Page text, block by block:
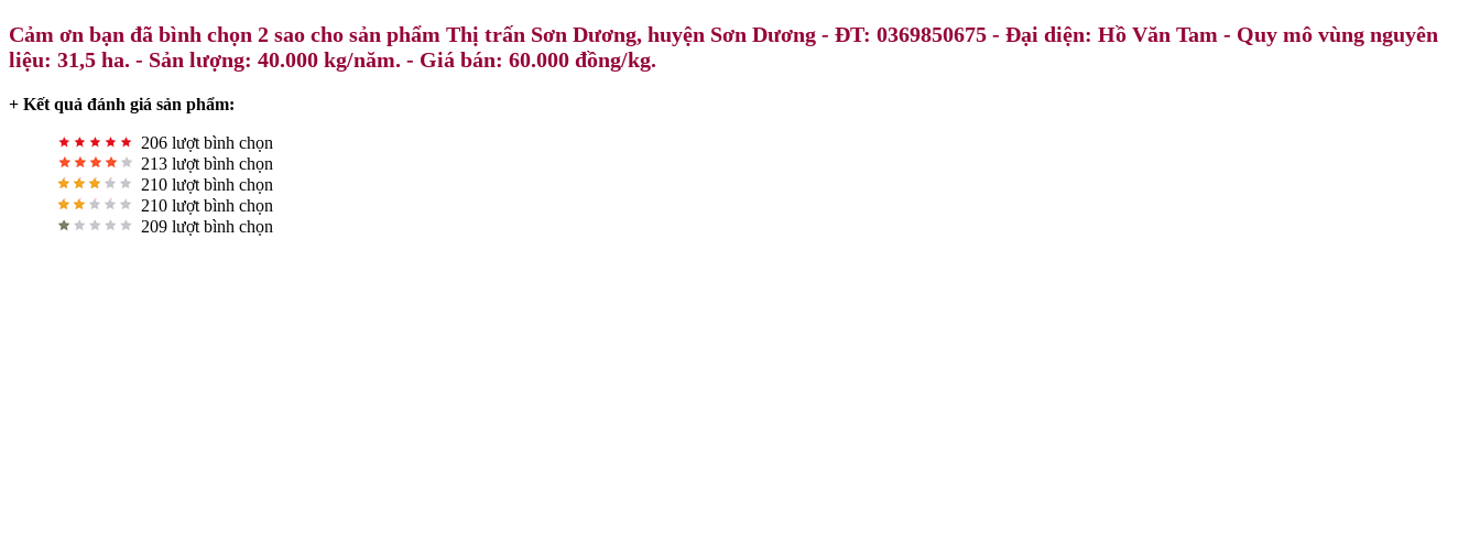
Cảm ơn bạn đã bình chọn 2 sao cho sản phẩm Thị trấn Sơn Dương, huyện Sơn Dương - ĐT: 0369850675 - Đại diện: Hồ Văn Tam - Quy mô vùng nguyên
liệu: 31,5 ha. - Sản lượng: 40.000 kg/năm. - Giá bán: 60.000 đồng/kg.
+ Kết quả đánh giá sản phẩm:
206 lượt bình chọn
213 lượt bình chọn
210 lượt bình chọn
210 lượt bình chọn
209 lượt bình chọn